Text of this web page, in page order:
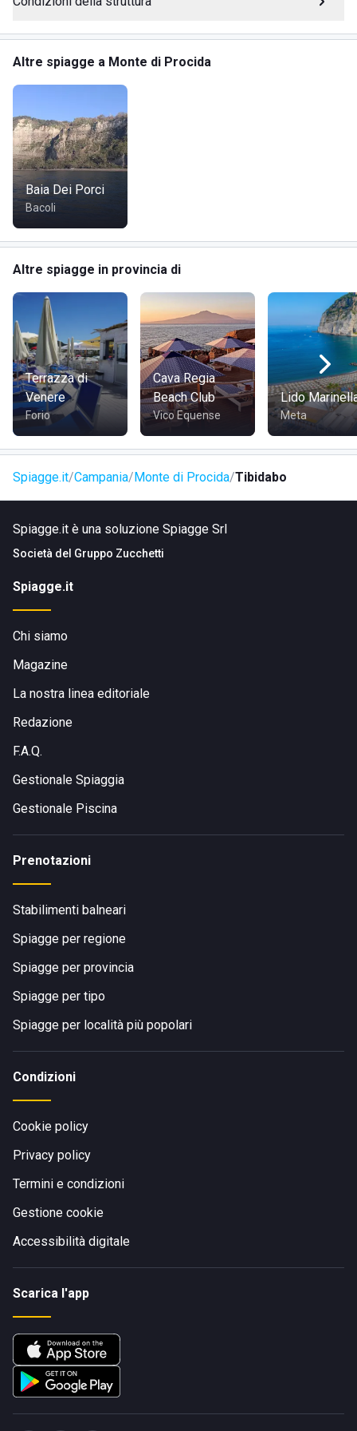
Altre spiagge a Monte di Procida
Baia Dei Porci
Bacoli
Altre spiagge in provincia di
Terrazza di
Venere
Forio
Cava Regia
Beach Club
Vico Equense
Lido
Meta
Spiagge.it Campania Monte di Procida Tibidabo
Spiagge.it è una soluzione Spiagge Srl
Società del Gruppo Zucchetti
Spiagge.it
Chi siamo
Magazine
La nostra linea editoriale
Redazione
F.A.Q.
Gestionale Spiaggia
Gestionale Piscina
Prenotazioni
Stabilimenti balneari
Spiagge per regione
Spiagge per provincia
Spiagge per tipo
Spiagge per località più popolari
Condizioni
Cookie policy
Privacy policy
Termini e condizioni
Gestione cookie
Accessibilità digitale
Scarica l'app